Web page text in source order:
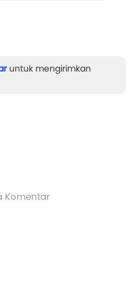
untuk mengirimkan
Komentar